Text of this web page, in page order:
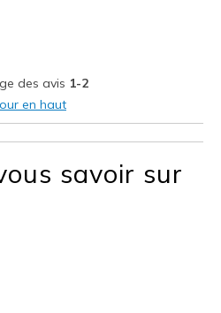
des avis 1-2
en haut
savoir sur